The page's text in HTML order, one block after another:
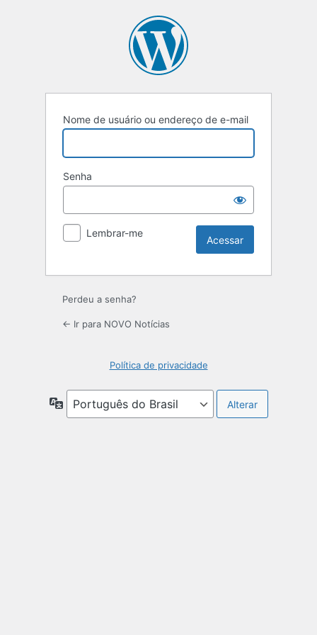
Nome de usuário ou endereço de e-mail
Senha
Lembrar-me
Perdeu a senha?
← Ir para NOVO Notícias
Política de privacidade
Idioma